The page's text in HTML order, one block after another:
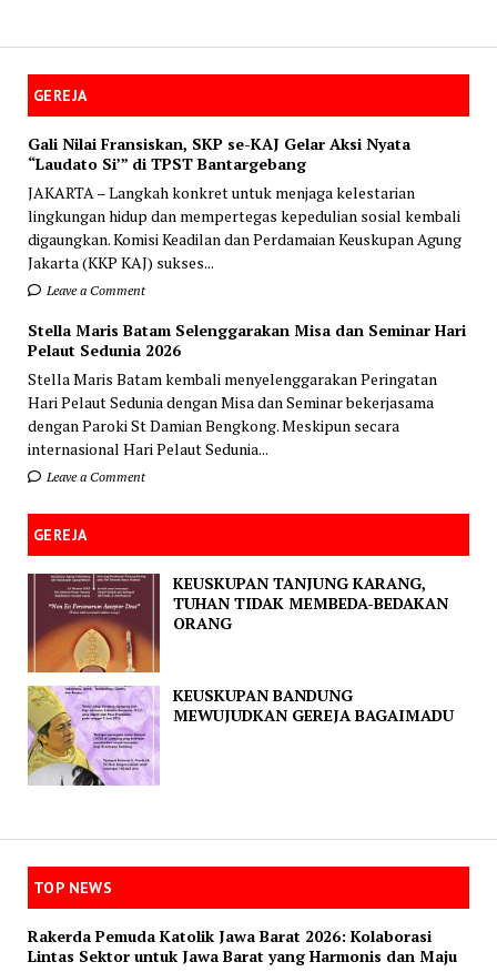
GEREJA
Gali Nilai Fransiskan, SKP se-KAJ Gelar Aksi Nyata
“Laudato Si’” di TPST Bantargebang
JAKARTA – Langkah konkret untuk menjaga kelestarian
lingkungan hidup dan mempertegas kepedulian sosial kembali
digaungkan. Komisi Keadilan dan Perdamaian Keuskupan Agung
Jakarta (KKP KAJ) sukses...
Leave a Comment
Stella Maris Batam Selenggarakan Misa dan Seminar Hari
Pelaut Sedunia 2026
Stella Maris Batam kembali menyelenggarakan Peringatan
Hari Pelaut Sedunia dengan Misa dan Seminar bekerjasama
dengan Paroki St Damian Bengkong. Meskipun secara
internasional Hari Pelaut Sedunia...
Leave a Comment
GEREJA
KEUSKUPAN TANJUNG KARANG,
TUHAN TIDAK MEMBEDA-BEDAKAN
ORANG
KEUSKUPAN BANDUNG
MEWUJUDKAN GEREJA BAGAIMADU
TOP NEWS
Rakerda Pemuda Katolik Jawa Barat 2026: Kolaborasi
Lintas Sektor untuk Jawa Barat yang Harmonis dan Maju